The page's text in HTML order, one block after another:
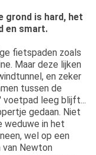
grond is hard, het
en smart.
fietspaden zoals
Maar deze lijken
en zeker
tussen de
voetpad leeg blijft...
gedaan. Niet
weduwe in het
wel op een
van Newton